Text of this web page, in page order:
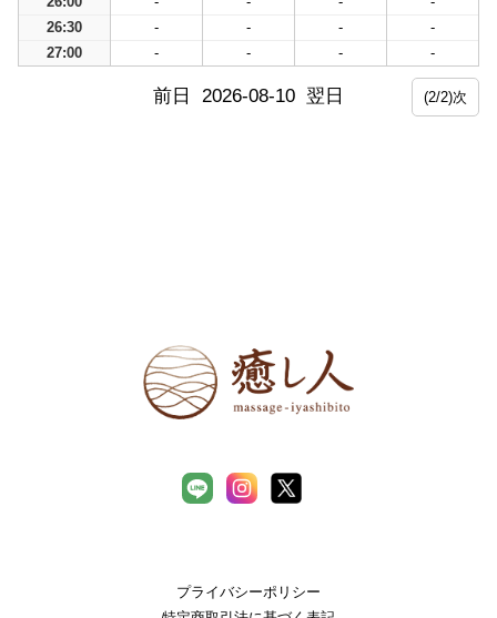
26:30
- - -
-
27:00
- - - -
前日 2026-08-10 翌日 (2/2)次
プライバシーポリシー